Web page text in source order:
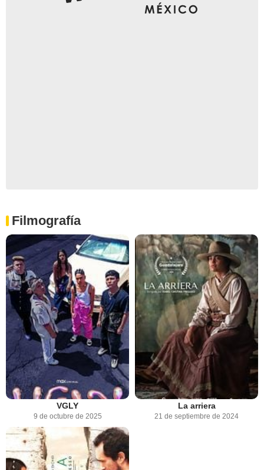
Filmografía
VGLY
9 de octubre de 2025
La arriera
21 de septiembre de 2024